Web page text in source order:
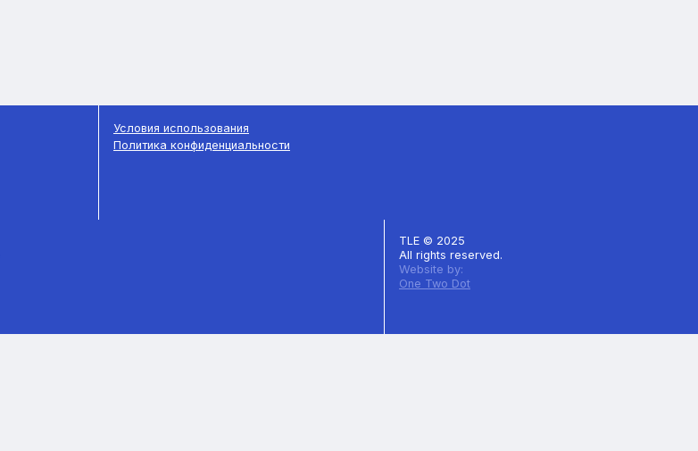
Условия использования
Политика конфиденциальности
TLE © 2025
All rights reserved.
Website by:
One Two Dot